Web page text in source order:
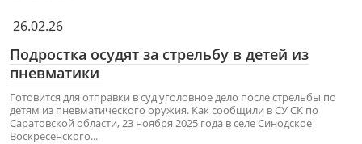
26.02.26
Подростка осудят за стрельбу в детей из
пневматики
Готовится для отправки в суд уголовное дело после стрельбы по
детям из пневматического оружия. Как сообщили в СУ СК по
Саратовской области, 23 ноября 2025 года в селе Синодское
Воскресенского...